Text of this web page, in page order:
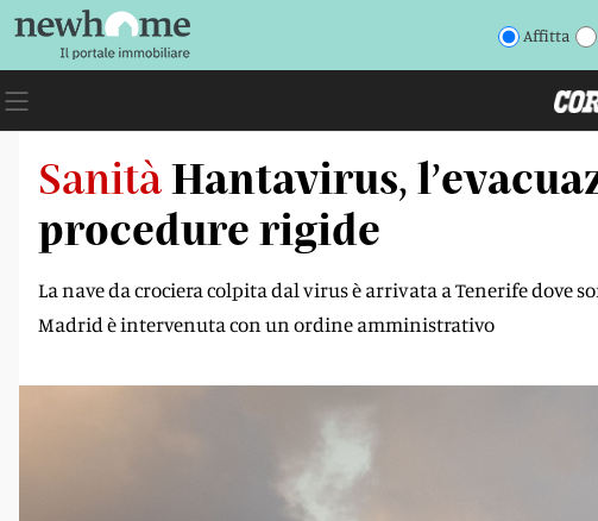
Affitta
SanitàHantavirus,
procedure rigide
La nave da crociera colpita dal virus è arrivata a Tenerife dove
Madrid è intervenuta con un ordine amministrativo